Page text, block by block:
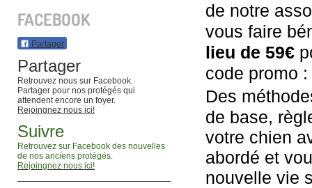
FACEBOOK
Partager
Partager
Retrouvez nous sur Facebook.
Partager pour nos protégés qui
attendent encore un foyer.
Rejoingnez nous ici!
Suivre
Retrouvez sur Facebook des nouvelles
de nos anciens protégés.
Rejoingnez nous ici!
de notre
vous faire
lieu de 59€
code promo :
Des
de base,
votre chien
abordé et
nouvelle vie